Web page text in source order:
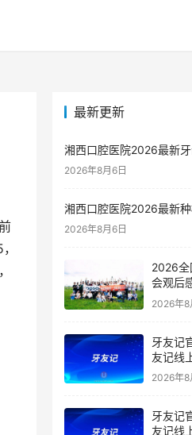
最新更新
湘西口腔医院2026最新
2026年8月6日
湘西口腔医院2026最新
2026年8月6日
2026全
会观后
2026年8
牙友记
友记线
干什么
2026年8
牙友记
友记线